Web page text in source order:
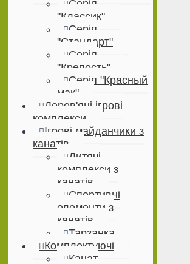
Серія
"Классик"
Серія
"Стандарт"
Серія
"Крепость"
Серія "Красный
мак"
Дерев'яні ігрові
комплекси
Ігрові майданчики з
канатів
Дитячі
комплекси з
канатів
Спортивні
елементи з
канатів
Тарзанка
Комплектуючі
Канат